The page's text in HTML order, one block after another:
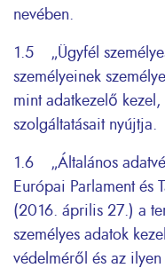
nevében.
1.5 „Ügyfél
személyeinek
mint adatkezelő
szolgáltatásait nyújtja.
1.6 „Általános
Európai Parlament és
(2016. április 27.) a
személyes adatok
védelméről és az